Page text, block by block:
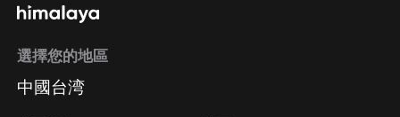
選擇您的地區
中國台湾